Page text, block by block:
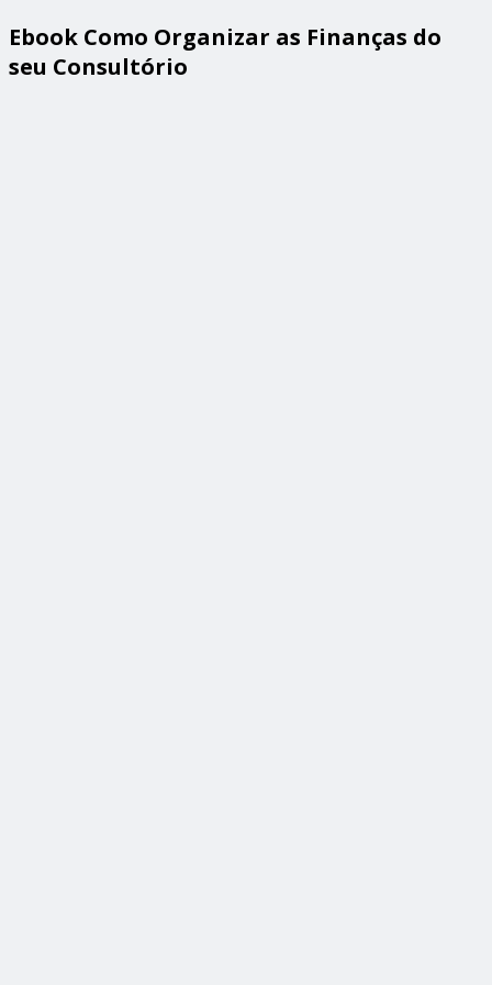
Ebook Como Organizar as Finanças do
seu Consultório